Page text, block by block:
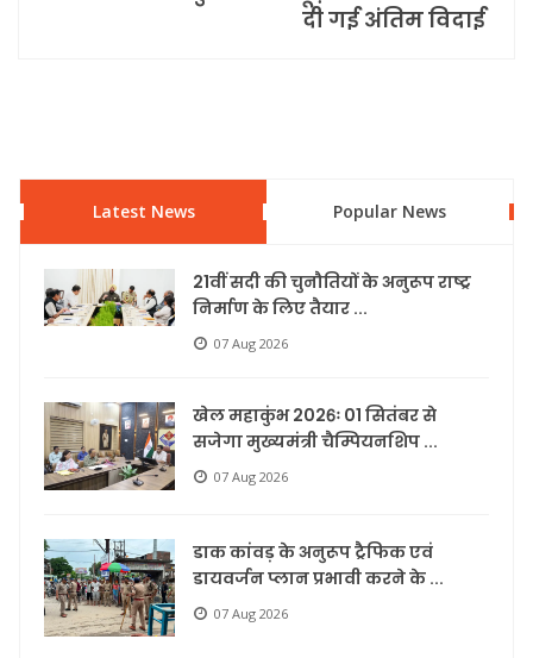
दी गई अंतिम विदाई
Latest News Popular News
21वीं सदी की चुनौतियों के अनुरूप राष्ट्र
निर्माण के लिए तैयार ...
07 Aug 2026
खेल महाकुंभ 2026ः 01 सितंबर से
सजेगा मुख्यमंत्री चैम्पियनशिप ...
07 Aug 2026
डाक कांवड़ के अनुरूप ट्रैफिक एवं
डायवर्जन प्लान प्रभावी करने के ...
07 Aug 2026